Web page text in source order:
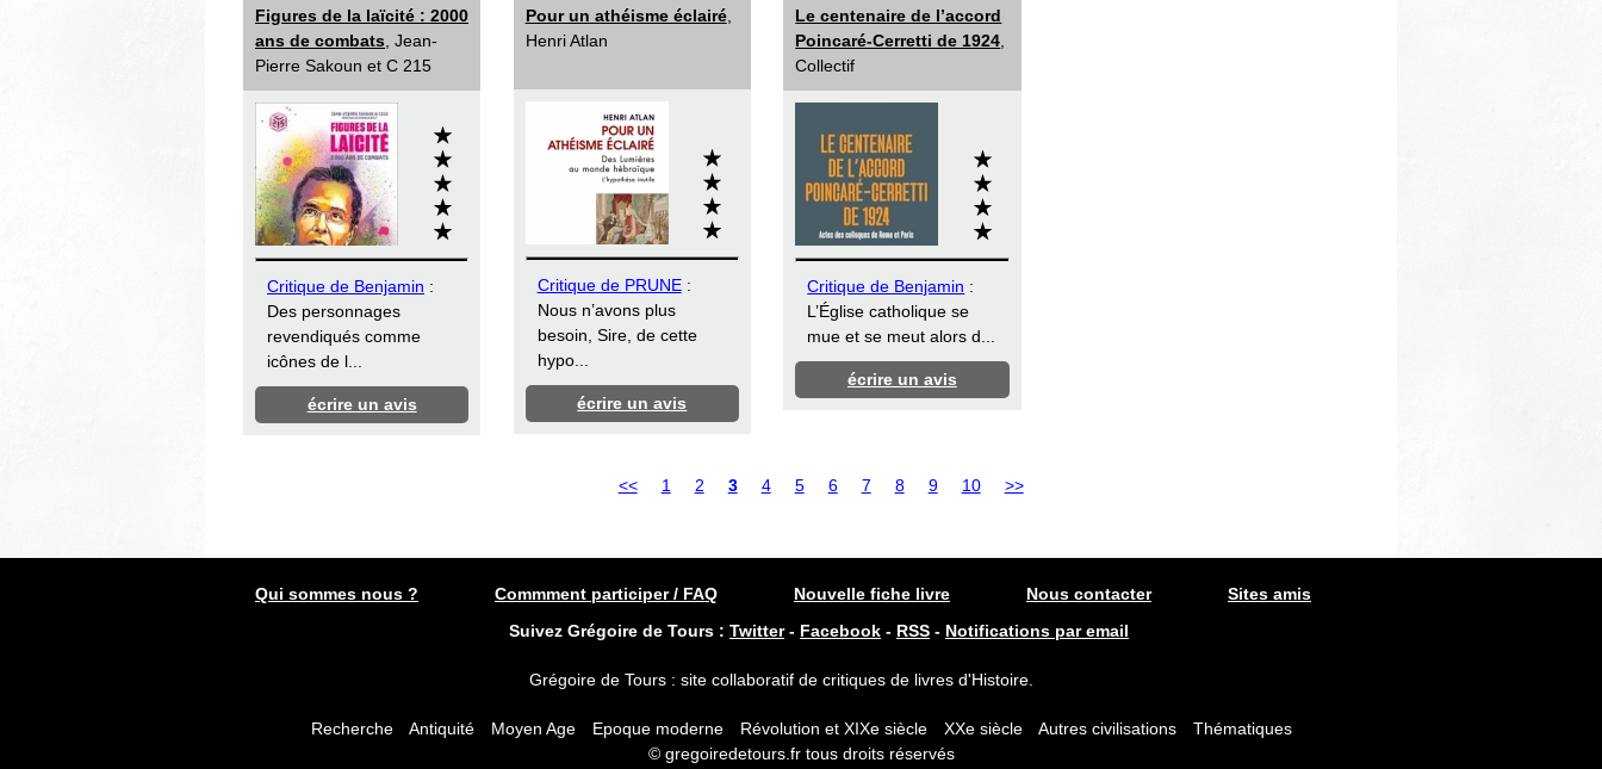
Figures de la laïcité : 2000
ans de combats , Jean-
Pierre Sakoun et C 215
Critique de Benjamin :
Des personnages
revendiqués comme
icônes de l...
écrire un avis
Pour un athéisme éclairé,
Henri Atlan
Critique de PRUNE:
Nous n’avons plus
besoin, Sire, de cette
hypo...
écrire un avis
Le centenaire de l’accord
Poincaré-Cerretti de 1924
Collectif
Critique de Benjamin :
L’Église catholique se
mue et se meut alors d...
écrire un avis
<< 1 2 3 4 5 6 7 8 9 10 >>
Qui sommes nous ? Commment participer / FAQ Nouvelle fiche livre Nous contacter
Sites amis
Suivez Grégoire de Tours : Twitter- Facebook - RSS - Notifications par email
Grégoire de Tours : site collaboratif de critiques de livres d'Histoire.
Recherche Antiquité Moyen Age Epoque moderne Révolution et XIXe siècle XXe siècle Autres civilisations
Thématiques
© gregoiredetours.fr tous droits réservés